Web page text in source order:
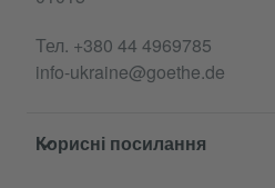
Тел. +380 44 4969785
info-ukraine@goethe.de
Корисні посилання